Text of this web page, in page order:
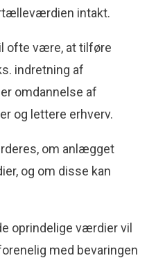
intakt.
ofte være, at tilføre
indretning af
omdannelse af
og lettere erhverv.
om anlægget
og om disse kan
oprindelige værdier vil
med bevaringen